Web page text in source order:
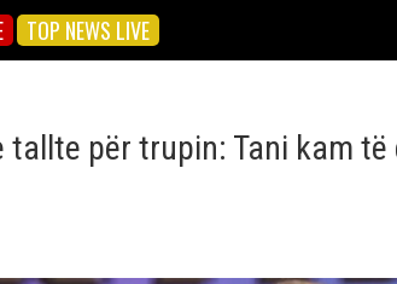
TOP NEWS LIVE
tallte për trupin: Tani kam